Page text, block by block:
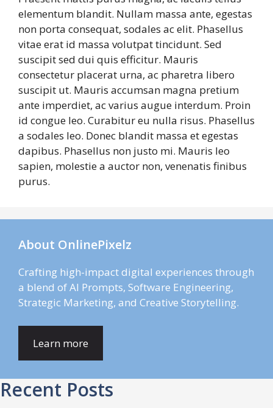
elementum blandit. Nullam massa ante, egestas
non porta consequat, sodales ac elit. Phasellus
vitae erat id massa volutpat tincidunt. Sed
suscipit sed dui quis efficitur. Mauris
consectetur placerat urna, ac pharetra libero
suscipit ut. Mauris accumsan magna pretium
ante imperdiet, ac varius augue interdum. Proin
id congue leo. Curabitur eu nulla risus. Phasellus
a sodales leo. Donec blandit massa et egestas
dapibus. Phasellus non justo mi. Mauris leo
sapien, molestie a auctor non, venenatis finibus
purus.
About OnlinePixelz
Crafting high-impact digital experiences through
a blend of AI Prompts, Software Engineering,
Strategic Marketing, and Creative Storytelling.
Learn more
Recent Posts